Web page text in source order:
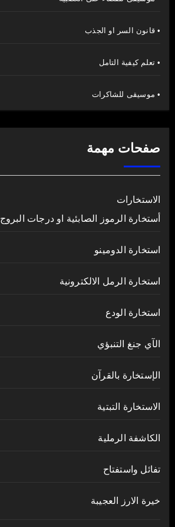
• قانون السر او الجذب
• تعلم كيفية التامل
• موسيقى للشاكرات
صفحات مهمة
الاستخارات
أستخارة الرموز الصابئية او درجات البروج
استخارة الدومينو
استخارة الرمل الالكترونية
استخارة الودع
الآي جنغ التنبؤي
الإستخارة بالقرآن
الاستخارة التبتية
الكاشفة الرملية
تفائل واستفتاح
خيرة الارز العجيبة